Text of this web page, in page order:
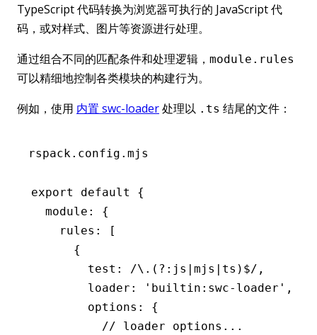
TypeScript 代码转换为浏览器可执行的 JavaScript 代
码，或对样式、图片等资源进行处理。
通过组合不同的匹配条件和处理逻辑， module.rules
可以精细地控制各类模块的构建行为。
例如，使用 内置 swc-loader处理以 .ts 结尾的文件：
rspack.config.mjs
export default
{
  module
:
{
    rules
:
[
      {
        test
: /\.(?:js | mjs | ts) $/ ,
        loader
: 'builtin:swc-loader' ,
        options
:
{
          // loader options...